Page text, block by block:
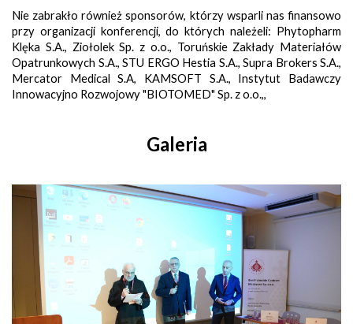
Nie zabrakło również sponsorów, którzy wsparli nas finansowo
przy organizacji konferencji, do których należeli: Phytopharm
Klęka S.A., Ziołolek Sp. z o.o., Toruńskie Zakłady Materiałów
Opatrunkowych S.A., STU ERGO Hestia S.A., Supra Brokers S.A.,
Mercator Medical S.A, KAMSOFT S.A., Instytut Badawczy
Innowacyjno Rozwojowy "BIOTOMED" Sp. z o.o.,,
Galeria